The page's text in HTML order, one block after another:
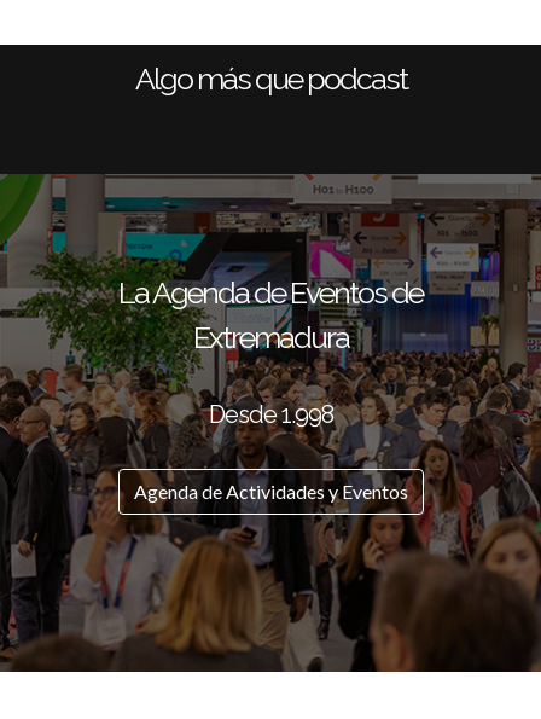
Algo más que podcast
La Agenda de Eventos de
Extremadura
Desde 1.998
Agenda de Actividades y Eventos